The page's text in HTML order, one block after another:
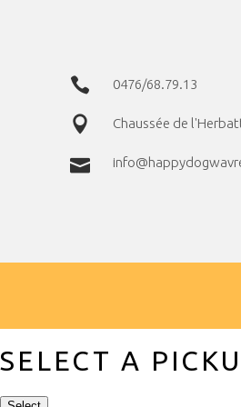
0476/68.79.13
Chaussée de
SELECT A